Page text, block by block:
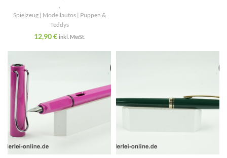
Spielzeug | Modellautos | Puppen &
Teddys
12,90€ inkl. MwSt.